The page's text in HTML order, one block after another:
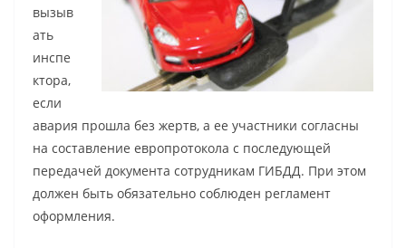
вызыв
ать
инспе
ктора,
если
авария прошла без жертв, а ее участники согласны
на составление европротокола с последующей
передачей документа сотрудникам ГИБДД. При этом
должен быть обязательно соблюден регламент
оформления.